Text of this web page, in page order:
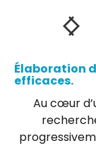
Élaboration
efficaces.
Au cœur